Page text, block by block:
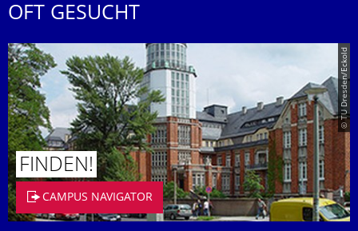
OFT GESUCHT
© TU Dresden/Eckold
FINDEN!
CAMPUS NAVIGATOR